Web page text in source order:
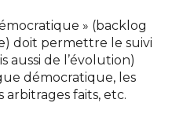
» (backlog
doit permettre le suivi
aussi de l’évolution)
démocratique, les
faits, etc.